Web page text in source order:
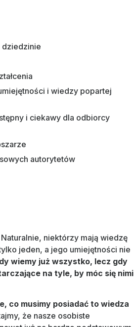
dziedzinie
i wiedzy popartej
i ciekawy dla odbiorcy
autorytetów
niektórzy mają wiedzę
jeden, a jego umiejętności nie
wiemy już wszystko, lecz gdy
na tyle, by móc się nimi
co musimy posiadać to wiedza
że nasze osobiste